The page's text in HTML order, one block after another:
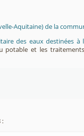
Aquitaine) de la
des eaux destinées
potable et les
: